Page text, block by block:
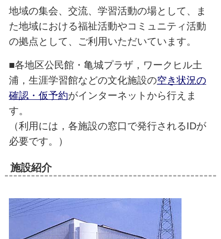
地域の集会、交流、学習活動の場として、ま
た地域における福祉活動やコミュニティ活動
の拠点として、ご利用いただいています。
■各地区公民館・亀城プラザ，ワークヒル土
浦，生涯学習館などの文化施設の空き状況の
確認・仮予約がインターネットから行えま
す。
（利用には，各施設の窓口で発行されるIDが
必要です。）
施設紹介